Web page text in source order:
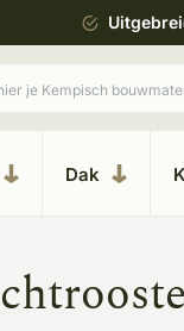
Dak